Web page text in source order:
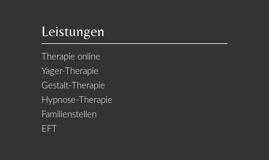
Leistungen
Therapie online
Yager-Therapie
Gestalt-Therapie
Hypnose-Therapie
Familienstellen
EFT